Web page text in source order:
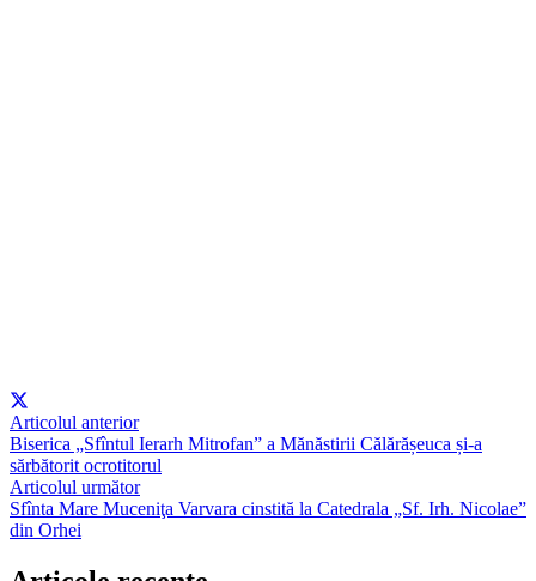
Articolul anterior
Biserica „Sfîntul Ierarh Mitrofan” a Mănăstirii Călărășeuca și-a
sărbătorit ocrotitorul
Articolul următor
Sfînta Mare Muceniţa Varvara cinstită la Catedrala „Sf. Irh. Nicolae”
din Orhei